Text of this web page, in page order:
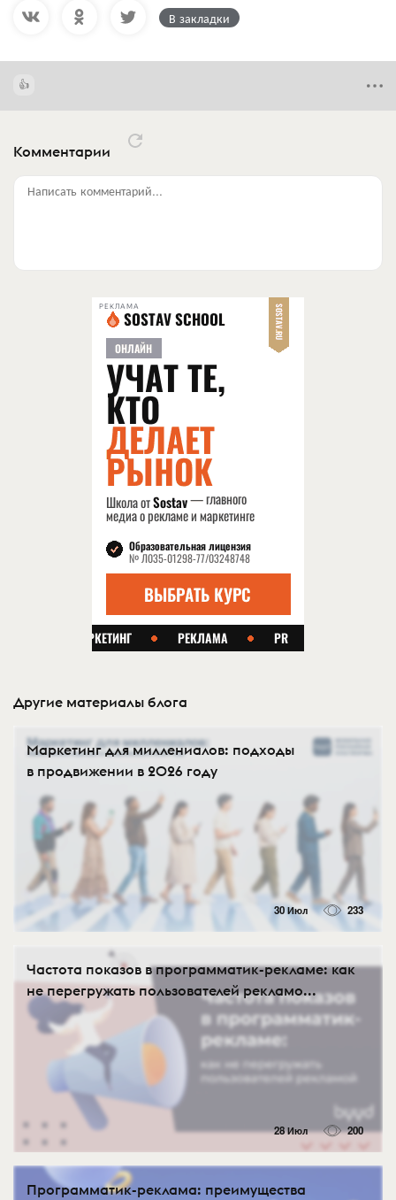
В закладки
Комментарии
Написать комментарий...
РЕКЛАМА
Другие материалы блога
Маркетинг для миллениалов: подходы
в продвижении в 2026 году
30 Июл 233
Частота показов в программатик-рекламе: как
не перегружать пользователей рекламо...
28 Июл 200
Программатик-реклама: преимущества